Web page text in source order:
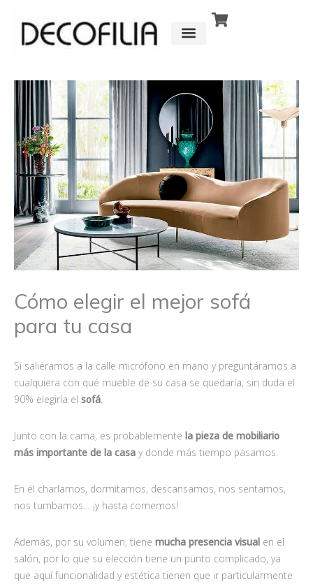
contenido
Cómo elegir el mejor sofá
para tu casa
Si saliéramos a la calle micrófono en mano y preguntáramos a
cualquiera con qué mueble de su casa se quedaría, sin duda el
90% elegiría el sofá
Junto con la cama, es probablemente la pieza de mobiliario
más importante de la casa y donde más tiempo pasamos.
En él charlamos, dormitamos, descansamos, nos sentamos,
nos tumbamos… ¡y hasta comemos!
Además, por su volumen, tiene mucha presencia visual en el
salón, por lo que su elección tiene un punto complicado, ya
que aquí funcionalidad y estética tienen que ir particularmente